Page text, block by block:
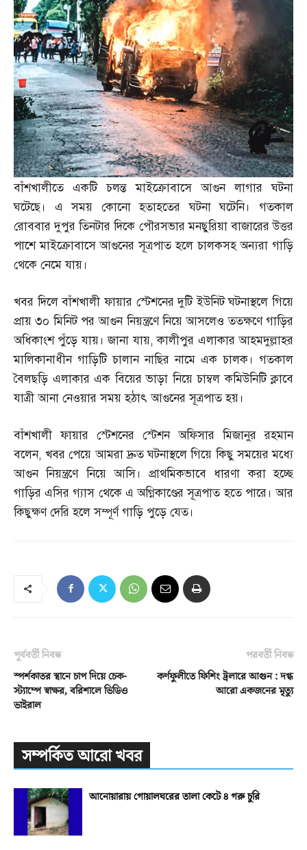
বাঁশখালীতে একটি চলন্ত মাইক্রোবাসে আগুন লাগার ঘটনা
ঘটেছে। এ সময় কোনো হতাহতের ঘটনা ঘটেনি। গতকাল
রোববার দুপুর তিনটার দিকে পৌরসভার মনছুরিয়া বাজারের উত্তর
পাশে মাইক্রোবাসে আগুনের সূত্রপাত হলে চালকসহ অন্যরা গাড়ি
থেকে নেমে যায়।
খবর দিলে বাঁশখালী ফায়ার স্টেশনের দুটি ইউনিট ঘটনাস্থলে গিয়ে
প্রায় ৩০ মিনিট পর আগুন নিয়ন্ত্রণে নিয়ে আসলেও ততক্ষণে গাড়ির
অধিকাংশ পুঁড়ে যায়। জানা যায়,কালীপুর এলাকার আহমদুল্লাহর
মালিকানাধীন গাড়িটি চালান নাছির নামে এক চালক। গতকাল
বৈলছড়ি এলাকার এক বিয়ের ভাড়া নিয়ে চাম্বল কমিউনিটি ক্লাবে
যাত্রী আনা নেওয়ার সময় হঠাৎ আগুনের সূত্রপাত হয়।
বাঁশখালী ফায়ার স্টেশনের স্টেশন অফিসার মিজানুর রহমান
বলেন,খবর পেয়ে আমরা দ্রুত ঘটনাস্থলে গিয়ে কিছু সময়ের মধ্যে
আগুন নিয়ন্ত্রণে নিয়ে আসি। প্রাথমিকভাবে ধারণা করা হচ্ছে
গাড়ির এসির গ্যাস থেকে এ অগ্নিকাণ্ডের সূত্রপাত হতে পারে। আর
কিছুক্ষণ দেরি হলে সম্পূর্ণ গাড়ি পুড়ে যেত।
পূর্ববর্তী নিবন্ধ
স্পর্শকাতর স্থানে চাপ দিয়ে চেক-
স্ট্যাম্পে স্বাক্ষর, বরিশালে ভিডিও
ভাইরাল
পরবর্তী নিবন্ধ
কর্ণফুলীতে ফিশিং ট্রলারে আগুন : দগ্ধ
আরো একজনের মৃত্যু
সম্পর্কিত আরো খবর
আনোয়ারায় গোয়ালঘরের তালা কেটে ৪ গরু চুরি